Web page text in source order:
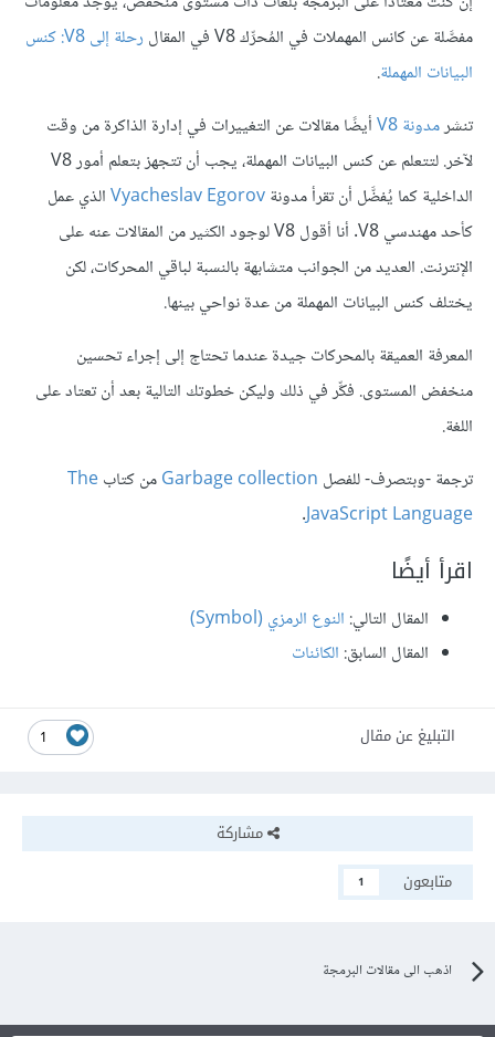
مفصَّلة عن كانس المهملات في المُحرِّك V8 في المقال
رحلة إلى V8: كنس
البيانات المهملة.
تنشرمدونة V8
أيضًا مقالات عن التغييرات في إدارة الذاكرة من وقت
لآخر. لتتعلم عن كنس البيانات المهملة، يجب أن تتجهز بتعلم أمور V8
الداخلية كما يُفضَّل أن تقرأ مدونةVyacheslav Egorovالذي عمل
كأحد مهندسي V8. أنا أقول V8 لوجود الكثير من المقالات عنه على
الإنترنت. العديد من الجوانب متشابهة بالنسبة لباقي المحركات، لكن
يختلف كنس البيانات المهملة من عدة نواحي بينها.
المعرفة العميقة بالمحركات جيدة عندما تحتاج إلى إجراء تحسين
منخفض المستوى. فكِّر في ذلك وليكن خطوتك التالية بعد أن تعتاد على
اللغة.
ترجمة -وبتصرف- للفصل Garbage collectionمن كتابThe
JavaScript Language
.
اقرأ أيضًا
المقال التالي: النوع الرمزي (Symbol)
المقال السابق: الكائنات
1 التبليغ عن مقال
مشاركة
متابعون
1
اذهب الى مقالات البرمجة